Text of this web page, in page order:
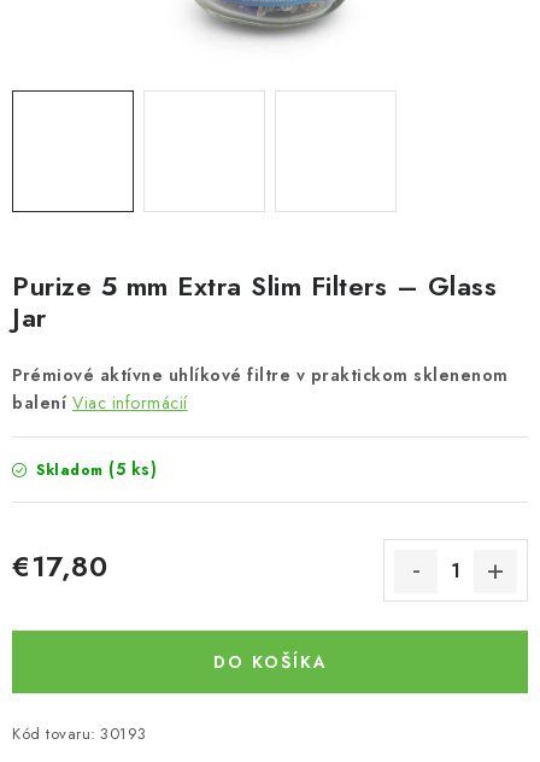
Odstúpenie od zmluvy online
Purize 5 mm Extra Slim Filters – Glass
Jar
Prémiové aktívne uhlíkové filtre v praktickom sklenenom
balení Viac informácií
Skladom (5 ks)
€17,80
DO KOŠÍKA
Kód tovaru: 30193